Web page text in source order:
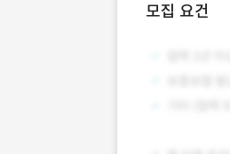
모집 요건